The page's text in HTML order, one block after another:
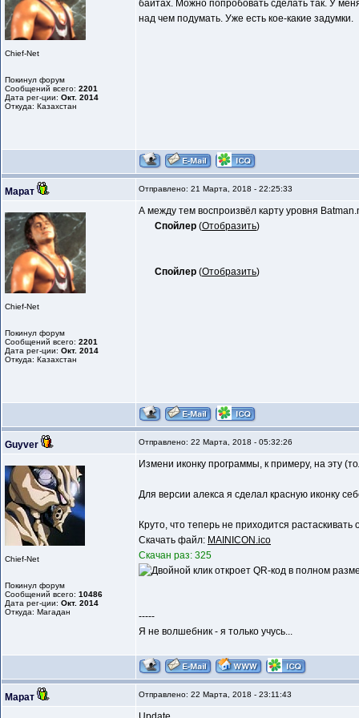
Chief-Net
Покинул форум
Сообщений всего: 2201
Дата рег-ции: Окт. 2014
Откуда: Казахстан
байтах. Можно попробовать сделать так. У
над чем подумать. Уже есть кое-какие задумки.
Марат Отправлено: 21 Марта, 2018 - 22:25:33
Chief-Net
Покинул форум
Сообщений всего: 2201
Дата рег-ции: Окт. 2014
Откуда: Казахстан
А между тем воспроизвёл карту уровня
Спойлер (Отобразить)
Спойлер (Отобразить)
Guyver Отправлено: 22 Марта, 2018 - 05:32:26
Chief-Net
Покинул форум
Сообщений всего: 10486
Дата рег-ции: Окт. 2014
Откуда: Магадан
Измени иконку программы, к примеру, на эту
Для версии алекса я сделал красную иконку
Круто, что теперь не приходится
Скачать файл: MAINICON.ico
Скачан раз: 325
-----
Я не волшебник - я только учусь...
Марат Отправлено: 22 Марта, 2018 - 23:11:43